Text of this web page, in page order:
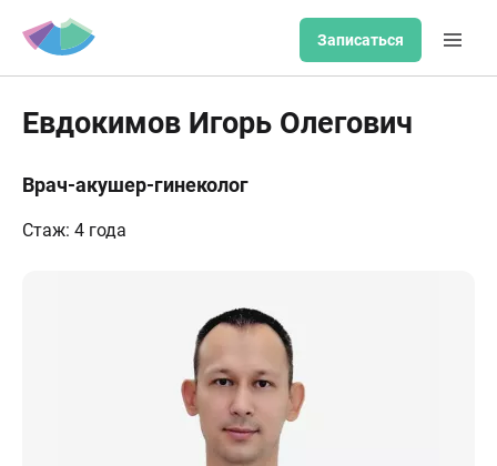
Записаться
Евдокимов Игорь Олегович
Врач-акушер-гинеколог
Стаж: 4 года